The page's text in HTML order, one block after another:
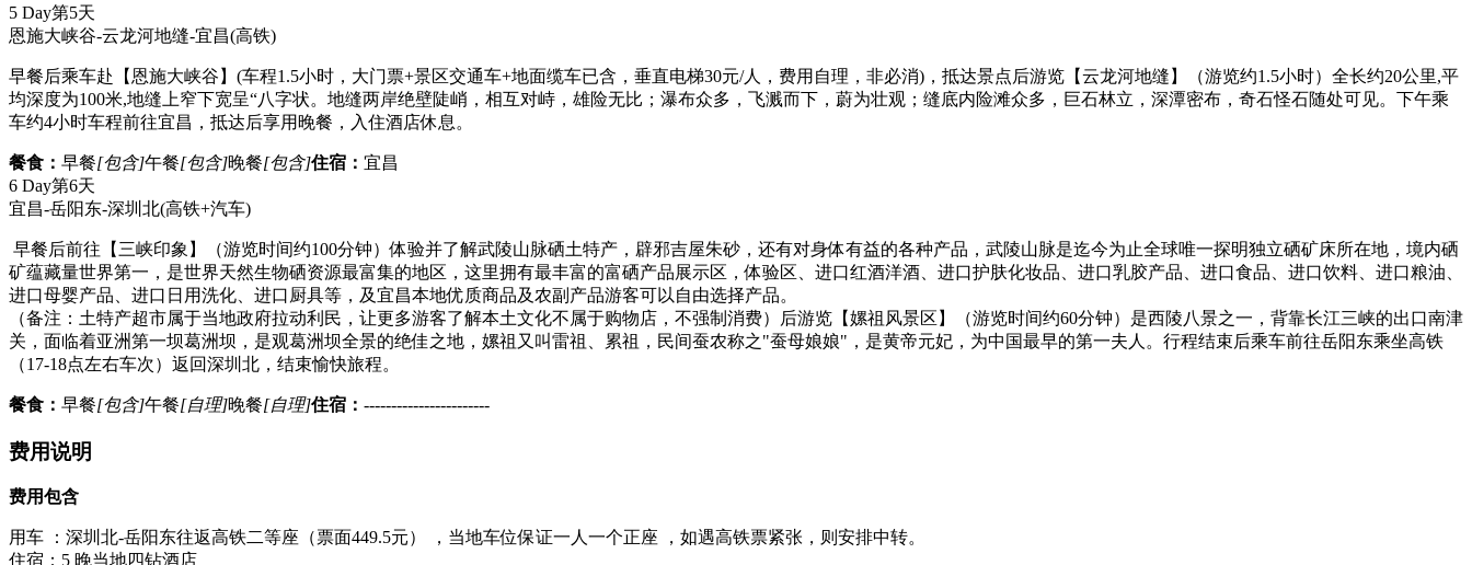
5 Day第5天
恩施大峡谷-云龙河地缝-宜昌(高铁)
早餐后乘车赴【恩施大峡谷】(车程1.5小时，大门票+景区交通车+地面缆车已含，垂直电梯30元/人，费用自理，非必消)，抵达景点后游览【云龙河地缝】（游览约1.5小时）全长约20公里,平
均深度为100米,地缝上窄下宽呈“八字状。地缝两岸绝壁陡峭，相互对峙，雄险无比；瀑布众多，飞溅而下，蔚为壮观；缝底内险滩众多，巨石林立，深潭密布，奇石怪石随处可见。下午乘
车约4小时车程前往宜昌，抵达后享用晚餐，入住酒店休息。
餐食： 早餐[包含]午餐[包含]晚餐[包含]住宿： 宜昌
6 Day第6天
宜昌-岳阳东-深圳北(高铁+汽车)
早餐后前往【三峡印象】（游览时间约100分钟）体验并了解武陵山脉硒土特产，辟邪吉屋朱砂，还有对身体有益的各种产品，武陵山脉是迄今为止全球唯一探明独立硒矿床所在地，境内硒
矿蕴藏量世界第一，是世界天然生物硒资源最富集的地区，这里拥有最丰富的富硒产品展示区，体验区、进口红酒洋酒、进口护肤化妆品、进口乳胶产品、进口食品、进口饮料、进口粮油、
进口母婴产品、进口日用洗化、进口厨具等，及宜昌本地优质商品及农副产品游客可以自由选择产品。
（备注：土特产超市属于当地政府拉动利民，让更多游客了解本土文化不属于购物店，不强制消费）后游览【嫘祖风景区】（游览时间约60分钟）是西陵八景之一，背靠长江三峡的出口南津
关，面临着亚洲第一坝葛洲坝，是观葛洲坝全景的绝佳之地，嫘祖又叫雷祖、累祖，民间蚕农称之"蚕母娘娘"，是黄帝元妃，为中国最早的第一夫人。行程结束后乘车前往岳阳东乘坐高铁
（17-18点左右车次）返回深圳北，结束愉快旅程。
餐食： 早餐[包含]午餐[自理]晚餐[自理]住宿： -----------------------
费用说明
费用包含
用车 ：深圳北-岳阳东往返高铁二等座（票面449.5元） ，当地车位保证一人一个正座 ，如遇高铁票紧张，则安排中转。
住宿：5 晚当地四钻酒店